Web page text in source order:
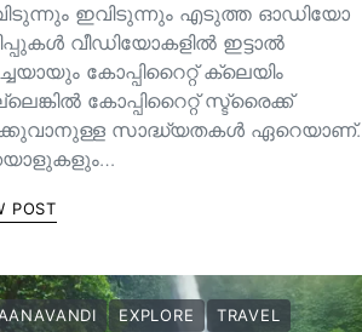
ഇവിടുന്നും എടുത്ത ഓഡിയോ
വീഡിയോകളിൽ ഇട്ടാൽ
കോപ്പിറൈറ്റ് ക്ലെയിം
കോപ്പിറൈറ്റ് സ്ട്രൈക്ക്
സാദ്ധ്യതകൾ ഏറെയാണ്.
POST
EXPLORE TRAVEL